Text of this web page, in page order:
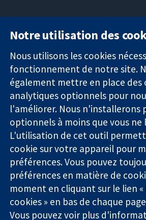
Des données
probantes.
Des décisions
éclairées.
Une meilleure
santé.
11-13 Cavendish
Square
Londres
W1G0AN
Royaume-Uni
La Collaboration Cochrane est une
1045921) et une société à responsabilité
03044323) enregistrée en Angleterre et au
Notre utilisation des
Nous utilisons les cookies
fonctionnement de notre site.
également mettre en place des
analytiques optionnels pour
l'améliorer. Nous n'installerons
optionnels à moins que vous ne
L'utilisation de cet outil
cookie sur votre appareil pour
préférences. Vous pouvez
préférences en matière de
moment en cliquant sur le lien
cookies » en bas de chaque
Vous pouvez voir plus